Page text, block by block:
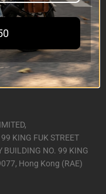
KING FUK STREET
BUILDING NO. 99 KING
Hong Kong (RAE)